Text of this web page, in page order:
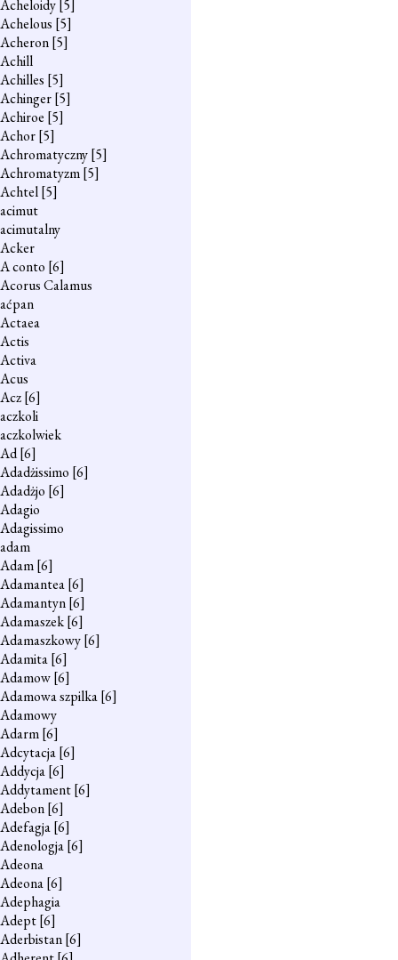
Acheloidy[5]
Achelous [5]
Acheron[5]
Achill
Achilles [5]
Achinger[5]
Achiroe [5]
Achor[5]
Achromatyczny[5]
Achromatyzm[5]
Achtel[5]
acimut
acimutalny
Acker
A conto [6]
Acorus Calamus
aćpan
Actaea
Actis
Activa
Acus
Acz[6]
aczkoli
aczkolwiek
Ad[6]
Adadżissimo [6]
Adadżjo [6]
Adagio
Adagissimo
adam
Adam[6]
Adamantea[6]
Adamantyn[6]
Adamaszek[6]
Adamaszkowy[6]
Adamita[6]
Adamow[6]
Adamowa szpilka[6]
Adamowy
Adarm[6]
Adcytacja[6]
Addycja[6]
Addytament[6]
Adebon[6]
Adefagja[6]
Adenologja[6]
Adeona
Adeona[6]
Adephagia
Adept[6]
Aderbistan[6]